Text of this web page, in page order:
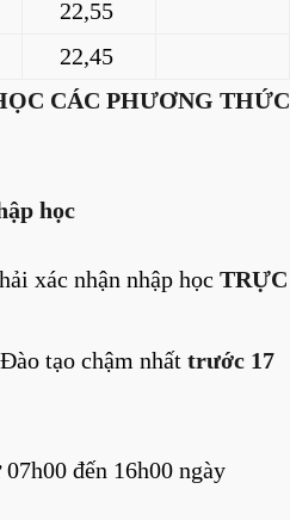
22,55
22,45
CÁC PHƯƠNG THỨC
học
xác nhận nhập học TRỰC
tạo chậm nhất trước 17
đến 16h00 ngày